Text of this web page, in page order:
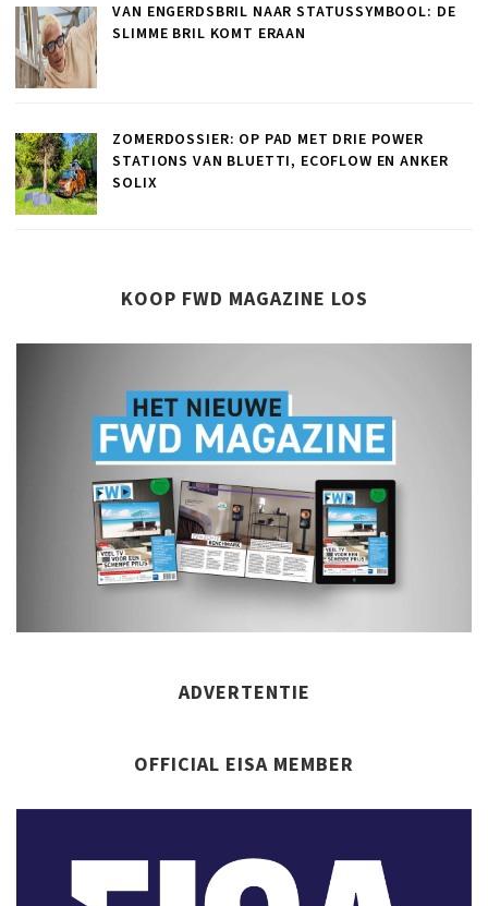
VAN ENGERDSBRIL NAAR STATUSSYMBOOL: DE
SLIMME BRIL KOMT ERAAN
ZOMERDOSSIER: OP PAD MET DRIE POWER
STATIONS VAN BLUETTI, ECOFLOW EN ANKER
SOLIX
KOOP FWD MAGAZINE LOS
ADVERTENTIE
OFFICIAL EISA MEMBER